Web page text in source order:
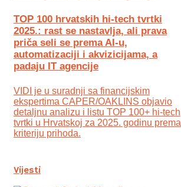
TOP 100 hrvatskih hi-tech tvrtki
2025.: rast se nastavlja, ali prava
priča seli se prema AI-u,
automatizaciji i akvizicijama, a
padaju IT agencije
VIDI je u suradnji sa financijskim
ekspertima CAPER/OAKLINS objavio
detaljnu analizu i listu TOP 100+ hi-tech
tvrtki u Hrvatskoj za 2025. godinu prema
kriteriju prihoda.
Vijesti